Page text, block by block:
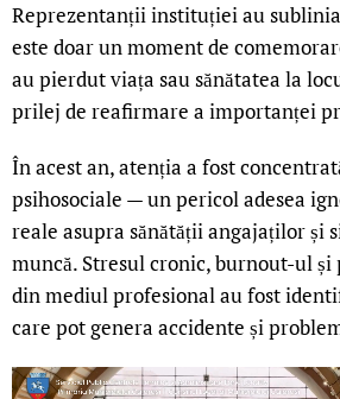
Reprezentanții instituției au
este doar un moment de
au pierdut viața sau sănătatea la
prilej de reafirmare a importanței
În acest an, atenția a fost
psihosociale — un pericol adesea
reale asupra sănătății angajaților și
muncă. Stresul cronic, burnout-ul și
din mediul profesional au fost
care pot genera accidente și